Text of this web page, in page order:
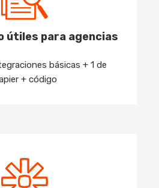
útiles para agencias
básicas + 1 de
+ código